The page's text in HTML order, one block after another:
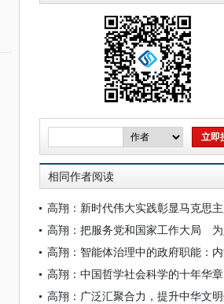
相同作者阅读
高翔：中国哲学社会科学的十年华章